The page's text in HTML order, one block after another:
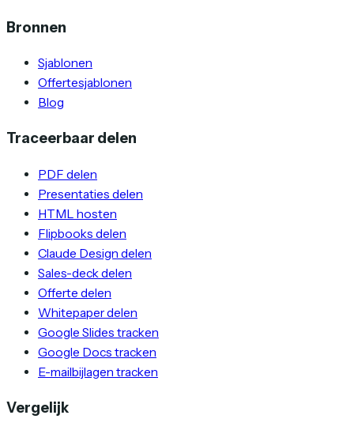
Bronnen
Sjablonen
Offertesjablonen
Blog
Traceerbaar delen
PDF delen
Presentaties delen
HTML hosten
Flipbooks delen
Claude Design delen
Sales-deck delen
Offerte delen
Whitepaper delen
Google Slides tracken
Google Docs tracken
E-mailbijlagen tracken
Vergelijk